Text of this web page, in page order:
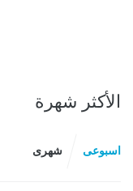
الأكثر شهرة
اسبوعى شهرى